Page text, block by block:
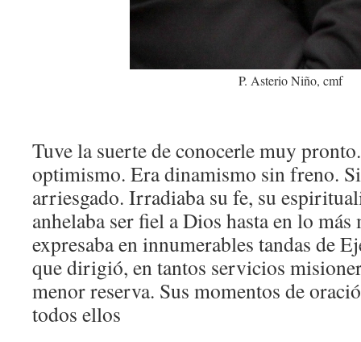
P. Asterio Niño, cmf
Tuve la suerte de conocerle muy
optimismo. Era dinamismo sin freno.
arriesgado. Irradiaba su fe, su
anhelaba ser fiel a Dios hasta en lo
expresaba en innumerables tandas de
que dirigió, en tantos servicios
menor reserva. Sus momentos de
todos ellos